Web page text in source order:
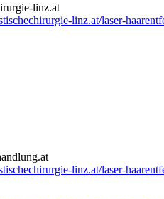
linz.at
linz.at/laser-
linz.at/laser-